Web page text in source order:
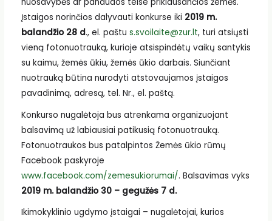
Įstaigos norinčios dalyvauti konkurse iki 2019 m.
balandžio 28 d., el. paštu s.svoilaite@zur.lt, turi atsiųsti
vieną fotonuotrauką, kurioje atsispindėtų vaikų santykis
su kaimu, žemės ūkiu, žemės ūkio darbais. Siunčiant
nuotrauką būtina nurodyti atstovaujamos įstaigos
pavadinimą, adresą, tel. Nr., el. paštą.
Konkurso nugalėtoja bus atrenkama organizuojant
balsavimą už labiausiai patikusią fotonuotrauką.
Fotonuotraukos bus patalpintos Žemės ūkio rūmų
Facebook paskyroje
www.facebook.com/zemesukiorumai/. Balsavimas vyks
2019 m. balandžio 30 – gegužės 7 d.
Ikimokyklinio ugdymo įstaigai – nugalėtojai, kurios